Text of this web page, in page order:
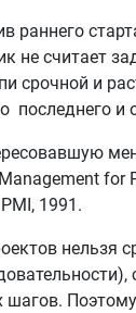
раннего
не считает
срочной и
последнего и
for
1991.
нельзя